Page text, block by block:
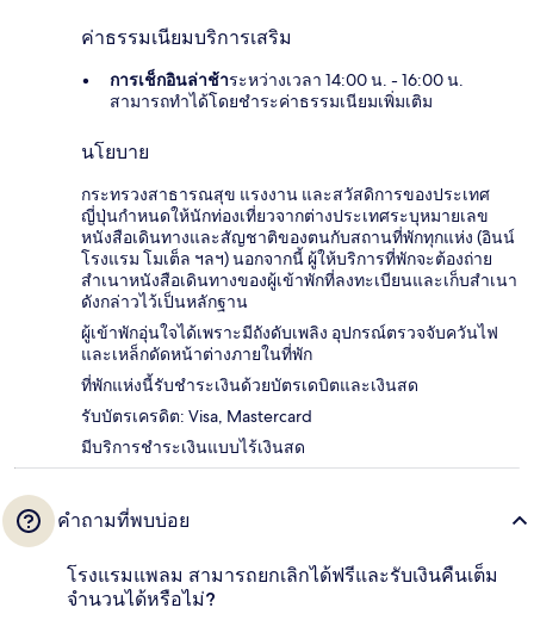
ค่าธรรมเนียมบริการเสริม
การเช็กอินล่าช้าระหว่างเวลา 14:00 น. - 16:00 น.
สามารถทำได้โดยชำระค่าธรรมเนียมเพิ่มเติม
นโยบาย
กระทรวงสาธารณสุข แรงงาน และสวัสดิการของประเทศ
ญี่ปุ่นกำหนดให้นักท่องเที่ยวจากต่างประเทศระบุหมายเลข
หนังสือเดินทางและสัญชาติของตนกับสถานที่พักทุกแห่ง (อินน์
โรงแรม โมเต็ล ฯลฯ) นอกจากนี้ ผู้ให้บริการที่พักจะต้องถ่าย
สำเนาหนังสือเดินทางของผู้เข้าพักที่ลงทะเบียนและเก็บสำเนา
ดังกล่าวไว้เป็นหลักฐาน
ผู้เข้าพักอุ่นใจได้เพราะมีถังดับเพลิง อุปกรณ์ตรวจจับควันไฟ
และเหล็กดัดหน้าต่างภายในที่พัก
ที่พักแห่งนี้รับชำระเงินด้วยบัตรเดบิตและเงินสด
รับบัตรเครดิต: Visa, Mastercard
มีบริการชำระเงินแบบไร้เงินสด
คำถามที่พบบ่อย
โรงแรมแพลม สามารถยกเลิกได้ฟรีและรับเงินคืนเต็ม
จำนวนได้หรือไม่?